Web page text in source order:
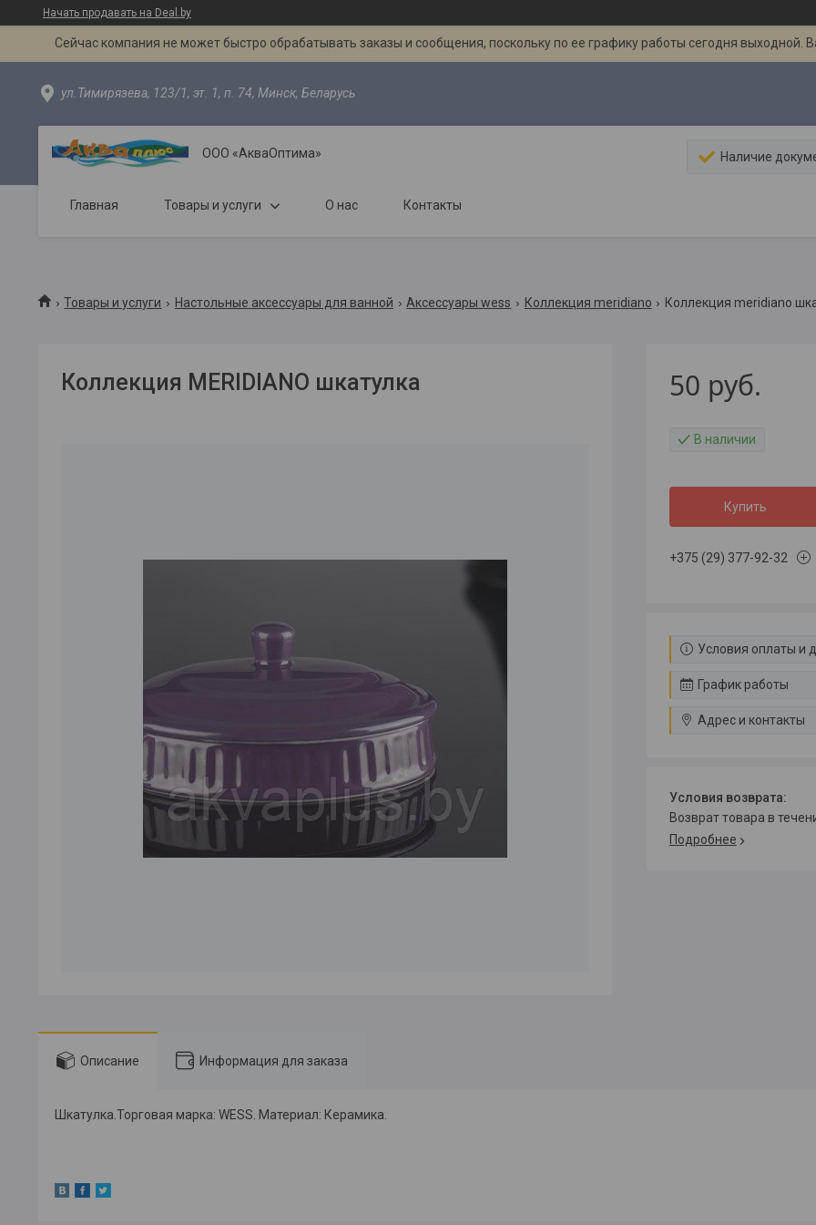
Начать продавать на Deal.by
Сейчас компания не может быстро обрабатывать заказы и сообщения, поскольку по ее графику работы сегодня выходной.
ул.Тимирязева, 123/1, эт. 1, п. 74, Минск, Беларусь
ООО «АкваОптима» Наличие
Главная Товары и услуги О нас Контакты
Товары и услуги Настольные аксессуары для ванной Аксессуары wess Коллекция meridiano Коллекция meridiano
Коллекция MERIDIANO шкатулка 50 руб.
В наличии
Купить
+375 (29) 377-92-32
Условия оплаты и
График работы
Адрес и контакты
возврат товара в
Подробнее
Описание Информация для заказа
Шкатулка.Торговая марка: WESS. Материал: Керамика.